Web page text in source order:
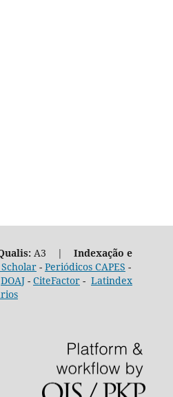
A3 | Indexação e
- Periódicos CAPES -
DOAJ- CiteFactor- Latindex